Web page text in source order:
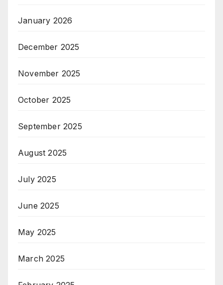
January 2026
December 2025
November 2025
October 2025
September 2025
August 2025
July 2025
June 2025
May 2025
March 2025